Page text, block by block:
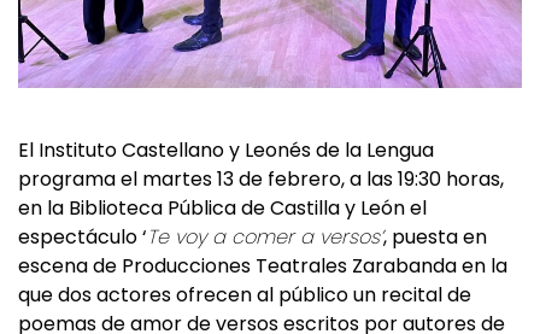
programa el martes 13 de febrero, a las 19:30 horas,
en la Biblioteca Pública de Castilla y León el
espectáculo ‘Te voy a comer a versos’, puesta en
escena de Producciones Teatrales Zarabanda en la
que dos actores ofrecen al público un recital de
poemas de amor de versos escritos por autores de
distintas épocas, especialmente españoles, que